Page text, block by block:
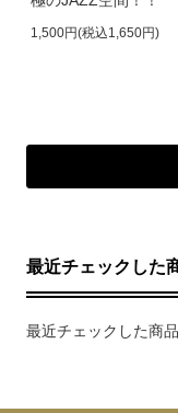
1,500円(税込1,650円)
最近チェックした
最近チェックした商